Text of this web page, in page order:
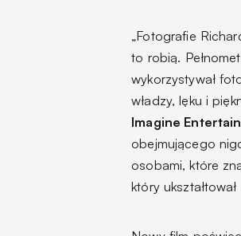
„Fotografie
to robią.
wykorzystywał
władzy, lęku i
Imagine
obejmującego
osobami, które
który